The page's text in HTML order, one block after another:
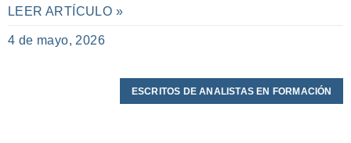
LEER ARTÍCULO »
4 de mayo, 2026
ESCRITOS DE ANALISTAS EN FORMACIÓN